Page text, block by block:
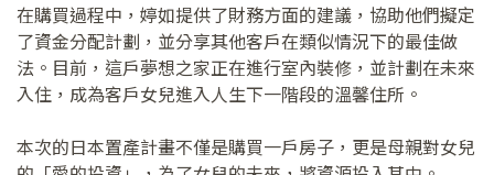
在購買過程中，婷如提供了財務方面的建議，協助他們擬定
了資金分配計劃，並分享其他客戶在類似情況下的最佳做
法。目前，這戶夢想之家正在進行室內裝修，並計劃在未來
入住，成為客戶女兒進入人生下一階段的溫馨住所。
本次的日本置產計畫不僅是購買一戶房子，更是母親對女兒